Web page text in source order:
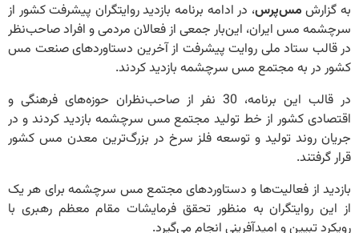
به‌ گزارش مس‌پرس، در ادامه برنامه بازدید روایتگران پیشرفت کشور از
سرچشمه مس ایران، این‌بار جمعی از فعالان مردمی و افراد صاحب‌نظر
در قالب ستاد ملی روایت پیشرفت از آخرین دستاوردهای صنعت مس
کشور در به مجتمع مس سرچشمه بازدید کردند.
در قالب این برنامه، 30 نفر از صاحب‌نظران حوزه‌های فرهنگی و
اقتصادی کشور از خط تولید مجتمع مس سرچشمه بازدید کردند و در
جریان روند تولید و توسعه فلز سرخ در بزرگ‌ترین معدن مس کشور
قرار گرفتند.
بازدید از فعالیت‌ها و دستاوردهای مجتمع مس سرچشمه برای هر یک
از این روایتگران به منظور تحقق فرمایشات مقام معظم رهبری با
رویکرد تبیین و امیدآفرینی انجام می‌گیرد.